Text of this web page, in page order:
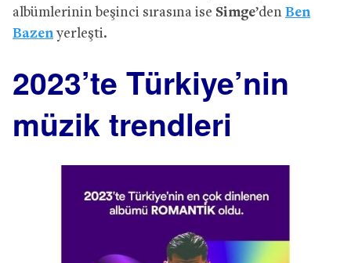
albümlerinin beşinci sırasına ise Simge’den Ben
Bazenyerleşti.
2023’te Türkiye’nin
müzik trendleri